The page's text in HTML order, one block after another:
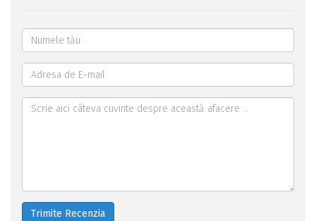
Trimite Recenzia